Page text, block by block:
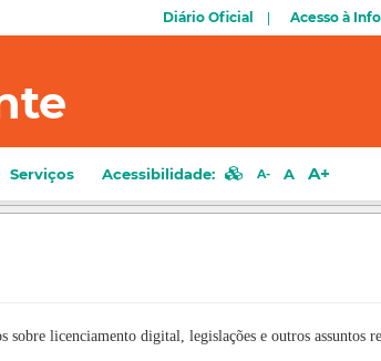
Diário Oficial Acesso à
Serviços Acessibilidade: A- A A+
licenciamento digital, legislações e outros assuntos